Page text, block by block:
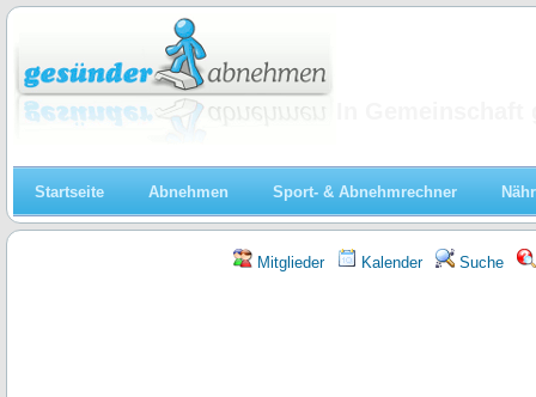
Startseite Abnehmen Sport- & Abnehmrechner
Mitglieder Kalender Suche